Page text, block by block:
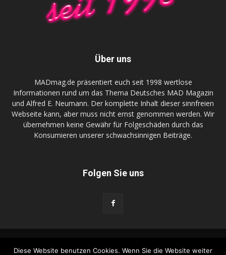
Über uns
MADmag.de präsentiert euch seit 1998 wertlose
Informationen rund um das Thema Deutsches MAD Magazin
und Alfred E. Neumann. Der komplette Inhalt dieser sinnfreien
Webseite kann, aber muss nicht ernst genommen werden. Wir
übernehmen keine Gewähr für Folgeschäden durch das
Konsumieren unserer schwachsinnigen Beiträge.
Folgen Sie uns
Wir kaufen Dein MAD Zeugs
Advertise on MADmag.de
Diese Website benutzen Cookies. Wenn Sie die Website weiter